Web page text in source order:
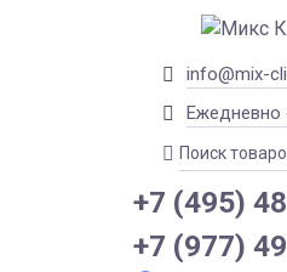
info@mix-
Ежедневно
+7 (495)
+7 (977)